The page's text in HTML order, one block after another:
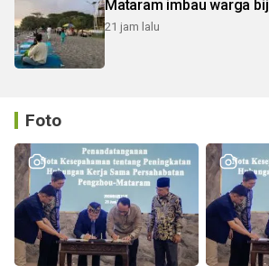
Mataram imbau warga
21 jam lalu
Foto